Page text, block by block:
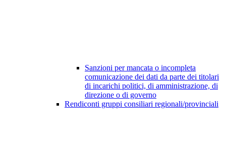
Sanzioni per mancata o incompleta
comunicazione dei dati da parte dei titolari
di incarichi politici, di amministrazione, di
direzione o di governo
Rendiconti gruppi consiliari regionali/provinciali